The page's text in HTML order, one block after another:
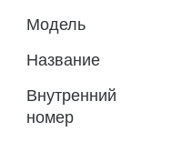
Модель
Название
Внутренний
номер